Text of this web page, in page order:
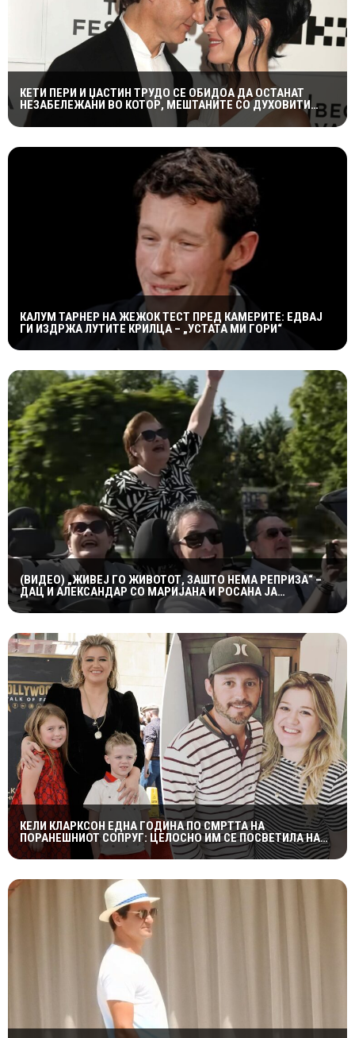
КЕТИ ПЕРИ И ЏАСТИН ТРУДО СЕ ОБИДОА ДА ОСТАНАТ
НЕЗАБЕЛЕЖАНИ ВО КОТОР, МЕШТАНИТЕ СО ДУХОВИТИ
РЕАКЦИИ: „НИКОЈ НЕ БИ ГИ ПРЕПОЗНАЛ“
КАЛУМ ТАРНЕР НА ЖЕЖОК ТЕСТ ПРЕД КАМЕРИТЕ: ЕДВАЈ
ГИ ИЗДРЖА ЛУТИТЕ КРИЛЦА – „УСТАТА МИ ГОРИ“
(ВИДЕО) „ЖИВЕЈ ГО ЖИВОТОТ, ЗАШТО НЕМА РЕПРИЗА“ –
ДАЦ И АЛЕКСАНДАР СО МАРИЈАНА И РОСАНА ЈА
ПРЕТСТАВИЈА „ЗАСЕКОГАШ МЛАДИ“
КЕЛИ КЛАРКСОН ЕДНА ГОДИНА ПО СМРТТА НА
ПОРАНЕШНИОТ СОПРУГ: ЦЕЛОСНО ИМ СЕ ПОСВЕТИЛА НА
ДЕЦАТА ВО НАЈТЕШКИОТ ПЕРИОД